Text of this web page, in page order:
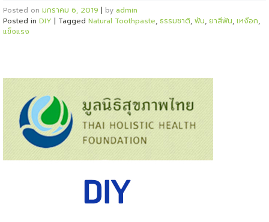
Posted on มกราคม 6, 2019 | by admin
Posted in DIY | Tagged Natural Toothpaste, ธรรมชาติ, ฟัน, ยาสีฟัน, เหงือก,
แข็งแรง